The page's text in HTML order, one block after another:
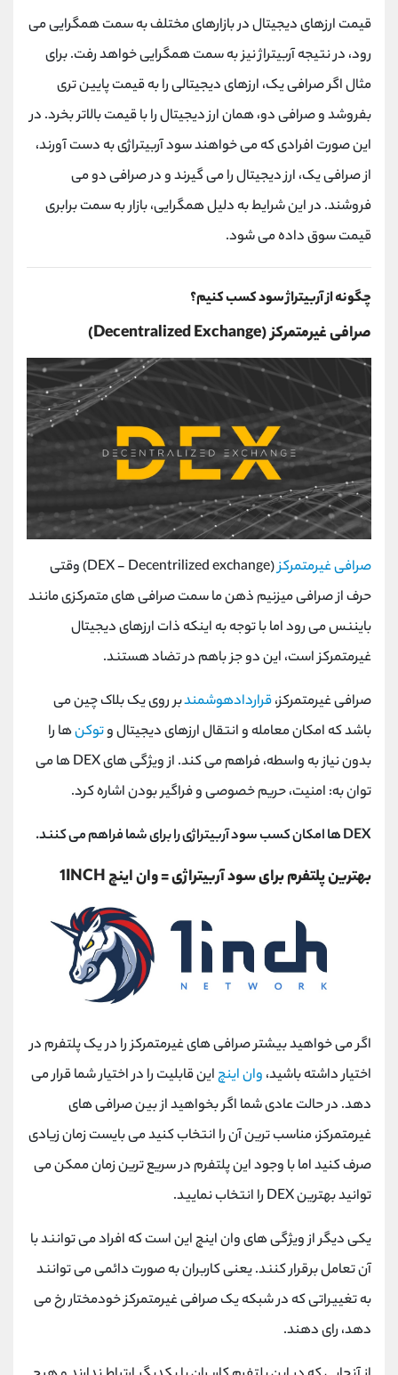
قیمت ارزهای دیجیتال در بازارهای مختلف به سمت همگرایی می
رود، در نتیجه آربیتراژ نیز به سمت همگرایی خواهد رفت. برای
مثال اگر صرافی یک، ارزهای دیجیتالی را به قیمت پایین تری
بفروشد و صرافی دو، همان ارز دیجیتال را با قیمت بالاتر بخرد. در
این صورت افرادی که می خواهند سود آربیتراژی به دست آورند،
از صرافی یک، ارز دیجیتال را می گیرند و در صرافی دو می
فروشند. در این شرایط به دلیل همگرایی، بازار به سمت برابری
قیمت سوق داده می شود.
چگونه از آربیتراژ سود کسب کنیم؟
صرافی غیرمتمرکز (Decentralized Exchange)
صرافی غیرمتمرکز
(DEX - Decentrilized exchange) وقتی
حرف از صرافی میزنیم ذهن ما سمت صرافی های متمرکزی مانند
بایننس می رود اما با توجه به اینکه ذات ارزهای دیجیتال
غیرمتمرکز است، این دو جز باهم در تضاد هستند.
صرافی غیرمتمرکز،قراردادهوشمندبر روی یک بلاک چین می
باشد که امکان معامله و انتقال ارزهای دیجیتال وتوکنها را
بدون نیاز به واسطه، فراهم می کند. از ویژگی های DEX ها می
توان به: امنیت، حریم خصوصی و فراگیر بودن اشاره کرد.
DEX ها امکان کسب سود آربیتراژی را برای شما فراهم می کنند.
بهترین پلتفرم برای سود آربیتراژی = وان اینچ 1INCH
اگر می خواهید بیشتر صرافی های غیرمتمرکز را در یک پلتفرم در
اختیار داشته باشید، وان اینچاین قابلیت را در اختیار شما قرار می
دهد. در حالت عادی شما اگر بخواهید از بین صرافی های
غیرمتمرکز، مناسب ترین آن را انتخاب کنید می بایست زمان زیادی
صرف کنید اما با وجود این پلتفرم در سریع ترین زمان ممکن می
توانید بهترین DEX را انتخاب نمایید.
یکی دیگر از ویژگی های وان اینچ این است که افراد می توانند با
آن تعامل برقرار کنند. یعنی کاربران به صورت دائمی می توانند
به تغییراتی که در شبکه یک صرافی غیرمتمرکز خودمختار رخ می
دهد، رای دهند.